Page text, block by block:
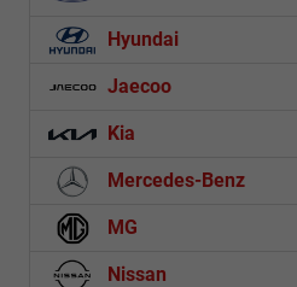
Hyundai
Jaecoo
Kia
Mercedes-Benz
MG
Nissan